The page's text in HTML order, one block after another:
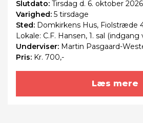
Slutdato: Tirsdag d. 6. oktober 2026
Varighed: 5 tirsdage
Sted: Domkirkens Hus, Fiolstræde
Lokale: C.F. Hansen, 1. sal (indgang
Underviser: Martin Pasgaard-
Pris: Kr. 700,-
Læs mere